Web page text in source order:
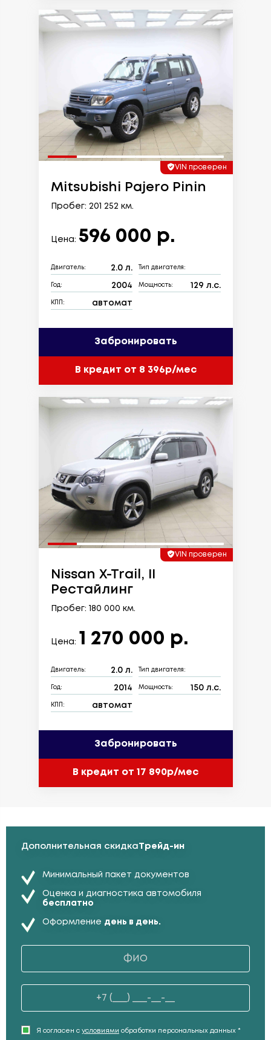
VIN проверен
Mitsubishi Pajero Pinin
Пробег: 201 252 км.
Цена: 596 000 р.
Двигатель: 2.0 л. Тип двигателя:
Год: 2004 Мощность: 129 л.с.
КПП: автомат
Забронировать
В кредит от 8 396р/мес
VIN проверен
Nissan X-Trail, II
Рестайлинг
Пробег: 180 000 км.
Цена: 1 270 000 р.
Двигатель: 2.0 л. Тип двигателя:
Год: 2014 Мощность: 150 л.с.
КПП: автомат
Забронировать
В кредит от 17 890р/мес
Дополнительная скидкаТрейд-ин
Минимальный пакет документов
Оценка и диагностика автомобиля
бесплатно
Оформление день в день.
Я согласен с условиями обработки персональных данных *